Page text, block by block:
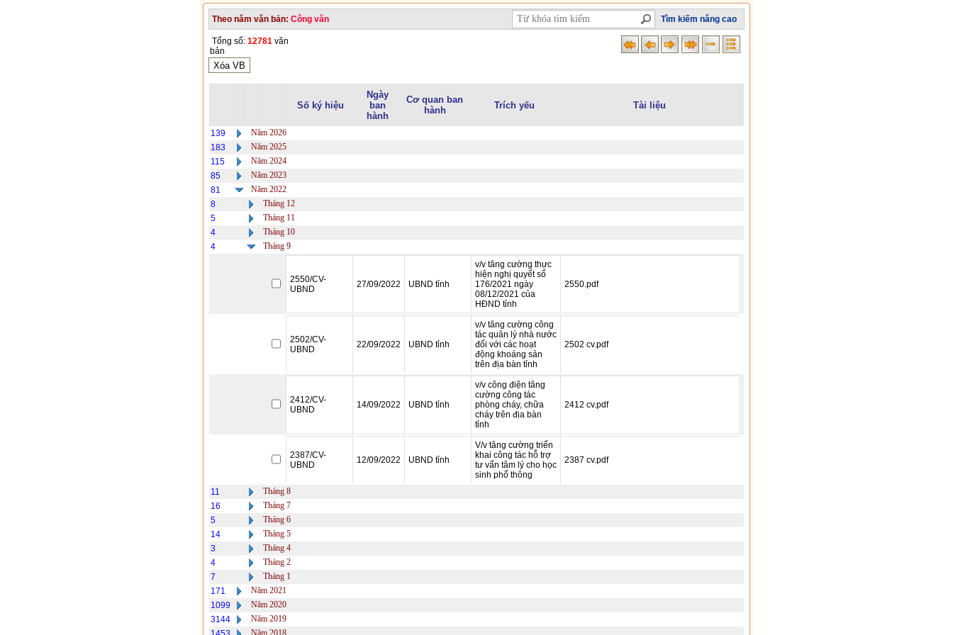
Theo năm văn bản: Công văn Tìm kiếm nâng cao
Tổng số: 12781 văn
bản
Số ký hiệu
Ngày
ban
hành
Cơ quan ban
hành
Trích yếu Tài liệu
139
Năm 2026
183
Năm 2025
115
Năm 2024
85
Năm 2023
81
Năm 2022
8
Tháng 12
5
Tháng 11
4
Tháng 10
4
Tháng 9
2550/CV-
UBND
27/09/2022 UBND tỉnh
v/v tăng cường thực
hiện nghị quyết số
176/2021 ngày
08/12/2021 của
HĐND tỉnh
2550.pdf
2502/CV-
UBND
22/09/2022 UBND tỉnh
v/v tăng cường công
tác quản lý nhà nước
đối với các hoạt
động khoáng sản
trên địa bàn tỉnh
2502 cv.pdf
2412/CV-
UBND
14/09/2022 UBND tỉnh
v/v công điện tăng
cường công tác
phòng cháy, chữa
cháy trên địa bàn
tỉnh
2412 cv.pdf
2387/CV-
UBND
12/09/2022 UBND tỉnh
V/v tăng cường triển
khai công tác hỗ trợ
tư vấn tâm lý cho học
sinh phổ thông
2387 cv.pdf
11
Tháng 8
16
Tháng 7
5
Tháng 6
14
Tháng 5
3
Tháng 4
4
Tháng 2
7
Tháng 1
171
Năm 2021
1099
Năm 2020
3144
Năm 2019
Năm 2018